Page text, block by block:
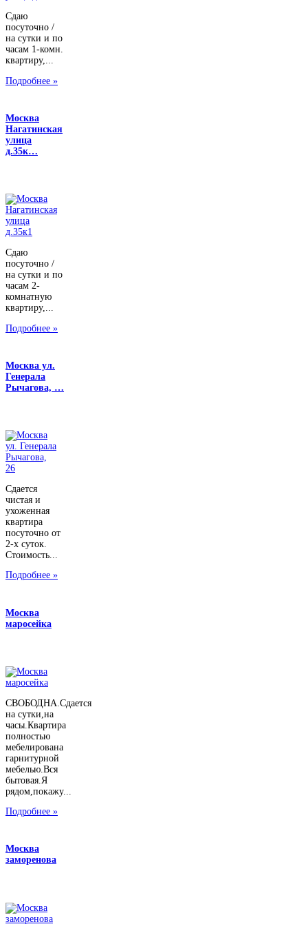
Сдаю
посуточно /
на сутки и по
часам 1-комн.
квартиру,...
Подробнее »
Москва
Нагатинская
улица
д.35к…
Сдаю
посуточно /
на сутки и по
часам 2-
комнатную
квартиру,...
Подробнее »
Москва ул.
Генерала
Рычагова, …
Сдается
чистая и
ухоженная
квартира
посуточно от
2-х суток.
Стоимость...
Подробнее »
Москва
маросейка
СВОБОДНА.Сдается
на сутки,на
часы.Квартира
полностью
мебелирована
гарнитурной
мебелью.Вся
бытовая.Я
рядом,покажу...
Подробнее »
Москва
заморенова